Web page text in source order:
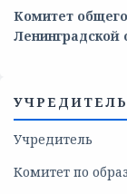
Комитет
Ленинградской
УЧРЕДИТЕЛЬ
Учредитель
Комитет по